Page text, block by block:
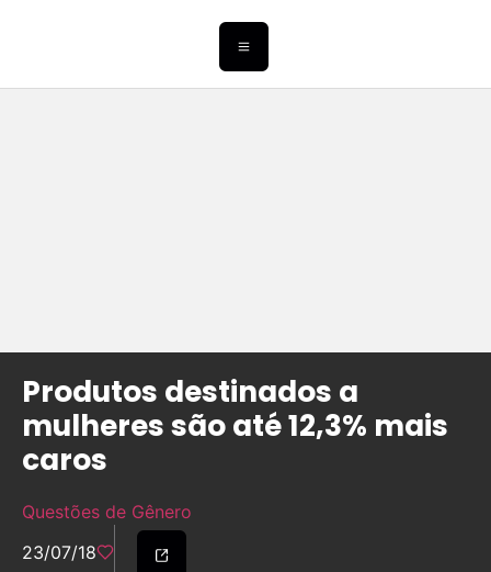
Produtos destinados a
mulheres são até 12,3% mais
caros
Questões de Gênero
23/07/18